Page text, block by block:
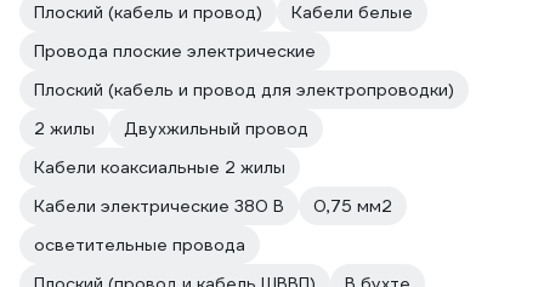
Плоский (кабель и провод)
Кабели белые
Провода плоские электрические
Плоский (кабель и провод для электропроводки)
2 жилы
Двухжильный провод
Кабели коаксиальные 2 жилы
Кабели электрические 380 В
0,75 мм2
осветительные провода